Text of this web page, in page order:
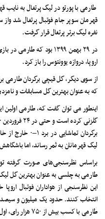
نفره لیگ برتر پرتغال قرار گرفت.
در ۲۹ بهمن ۱۳۹۹ بود که
اروپا، دروازه یوونتوس را باز کرد.
که به عنوان بهترین گل مسابقات و
اینطور می توان گفت که، طارمی
برگردان
لیگ قهرمانان به ثمر رساند، اما باشگاهش در
براساس نظرسنجی‌های صورت گرفته
این نظرسنجی از هواداران فوتبال
انتخاب کنند. حدود یک میلیون و
طارمی با کسب بیش از ۷۵۰ هزار رای، اول شد.